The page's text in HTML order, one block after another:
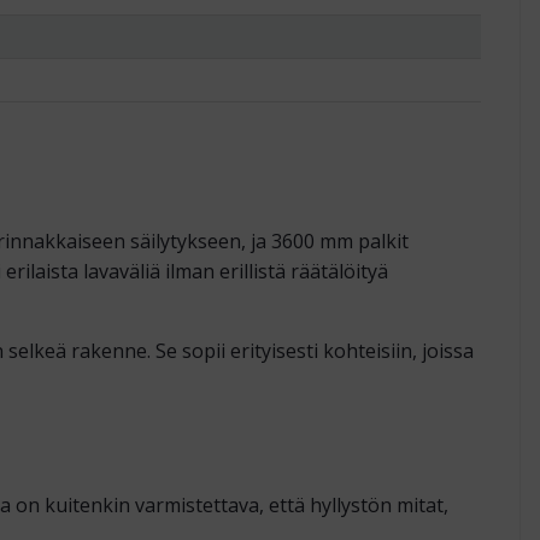
säilytykseen, ja 3600 mm palkit
lavaväliä ilman erillistä räätälöityä
rakenne. Se sopii erityisesti kohteisiin, joissa
on kuitenkin varmistettava, että hyllystön mitat,